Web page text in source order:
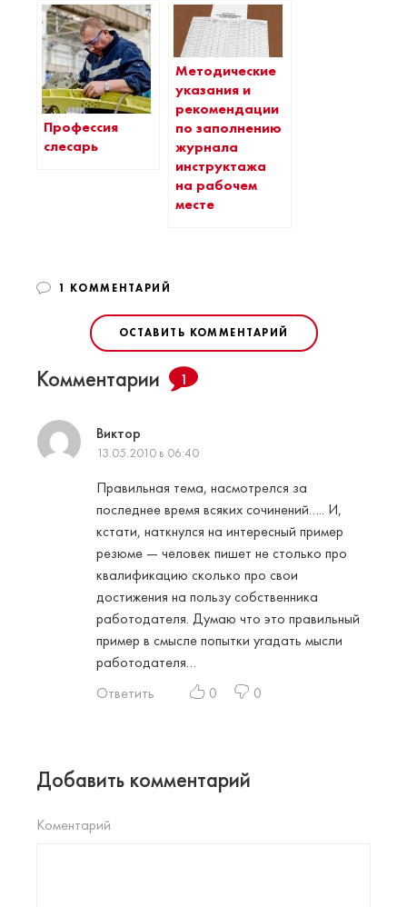
Профессия
слесарь
Методические
указания и
рекомендации
по заполнению
журнала
инструктажа
на рабочем
месте
1 КОММЕНТАРИЙ
ОСТАВИТЬ КОММЕНТАРИЙ
Комментарии 1
Виктор
13.05.2010 в 06:40
Правильная тема, насмотрелся за
последнее время всяких сочинений….. И,
кстати, наткнулся на интересный пример
резюме — человек пишет не столько про
квалификацию сколько про свои
достижения на пользу собственника
работодателя. Думаю что это правильный
пример в смысле попытки угадать мысли
работодателя…
Ответить
0 0
Добавить комментарий
Коментарий